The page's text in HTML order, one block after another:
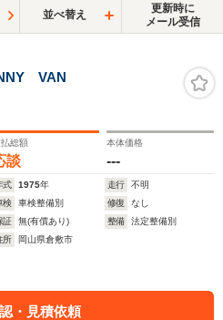
並べ替え
更新時に
メール受信
VAN
総額
談
本体価格
---
式 1975年 走行
不明
検
車検整備別 修復
なし
証
無(有償あり) 整備
法定整備別
所
岡山県倉敷市
・見積依頼